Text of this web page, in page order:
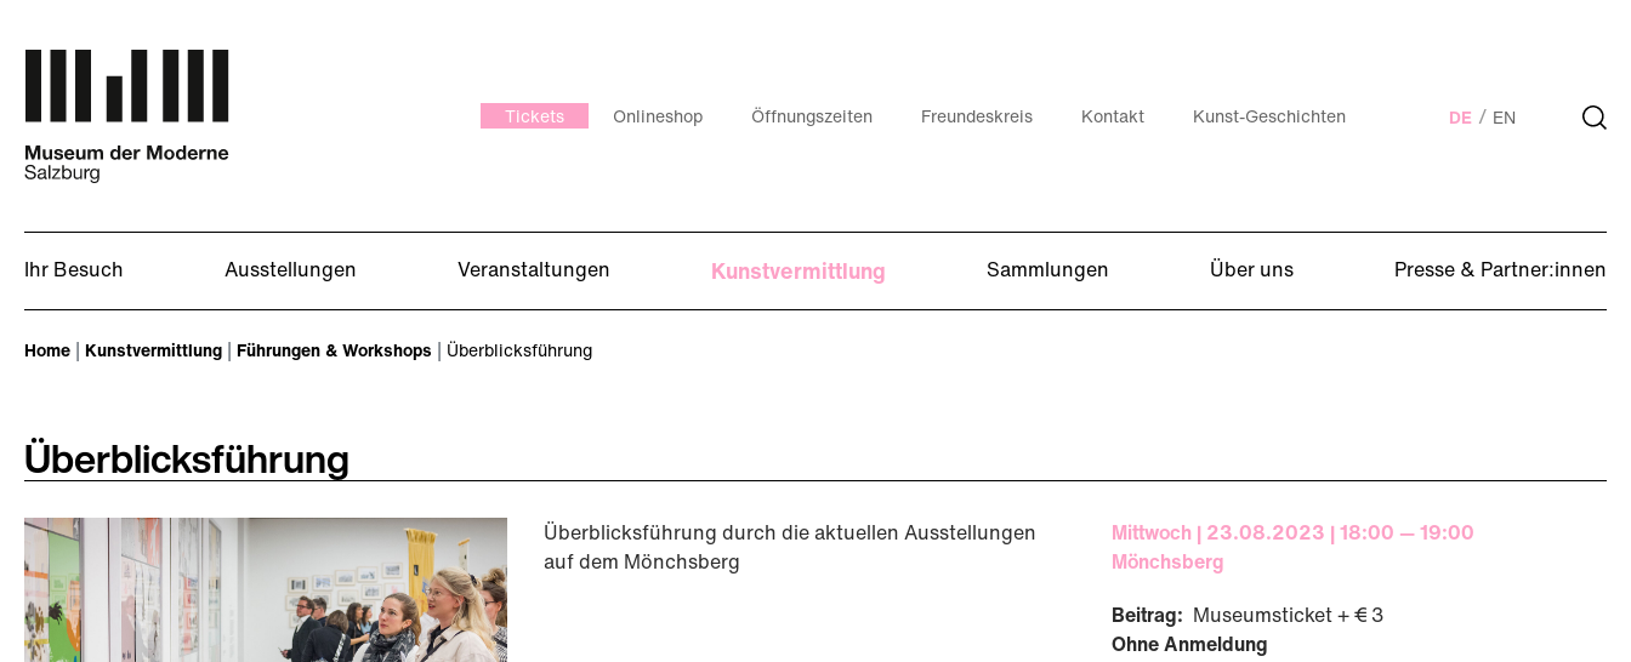
Tickets Onlineshop Öffnungszeiten Freundeskreis Kontakt Kunst-Geschichten DE EN
Ihr Besuch Ausstellungen Veranstaltungen Kunstvermittlung Sammlungen Über uns
Presse & Partner:innen
Home Kunstvermittlung Führungen & Workshops Überblicksführung
Überblicksführung
Überblicksführung durch die aktuellen Ausstellungen
auf dem Mönchsberg
Mittwoch | 23.08.2023 | 18:00 — 19:00
Mönchsberg
Beitrag: Museumsticket + € 3
Ohne Anmeldung